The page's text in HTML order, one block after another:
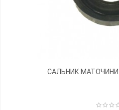
САЛЬНИК